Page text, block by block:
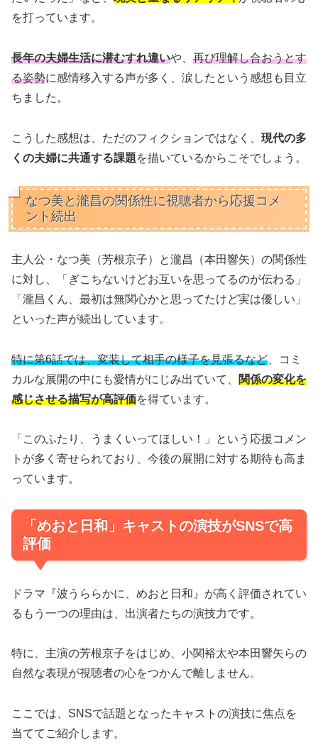
を打っています。
長年の夫婦生活に潜むすれ違いや、 再び理解し合おうとす
る姿勢に感情移入する声が多く、涙したという感想も目立
ちました。
こうした感想は、ただのフィクションではなく、 現代の多
くの夫婦に共通する課題を描いているからこそでしょう。
なつ美と瀧昌の関係性に視聴者から応援コメ
ント続出
主人公・なつ美（芳根京子）と瀧昌（本田響矢）の関係性
に対し、「ぎこちないけどお互いを思ってるのが伝わる」
「瀧昌くん、最初は無関心かと思ってたけど実は優しい」
といった声が続出しています。
特に第6話では、変装して相手の様子を見張るなど 、コミ
カルな展開の中にも愛情がにじみ出ていて、 関係の変化を
感じさせる描写が高評価を得ています。
「このふたり、うまくいってほしい！」という応援コメン
トが多く寄せられており、今後の展開に対する期待も高ま
っています。
「めおと日和」キャストの演技がSNSで高
評価
ドラマ『波うららかに、めおと日和』が高く評価されてい
るもう一つの理由は、出演者たちの演技力です。
特に、主演の芳根京子をはじめ、小関裕太や本田響矢らの
自然な表現が視聴者の心をつかんで離しません。
ここでは、SNSで話題となったキャストの演技に焦点を
当ててご紹介します。